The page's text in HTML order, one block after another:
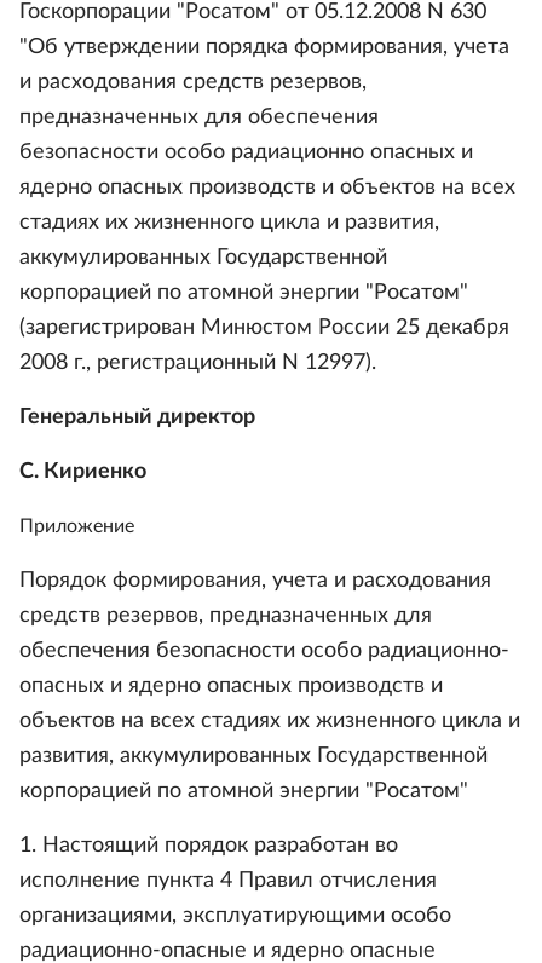
Госкорпорации "Росатом" от 05.12.2008 N 630
"Об утверждении порядка формирования, учета
и расходования средств резервов,
предназначенных для обеспечения
безопасности особо радиационно опасных и
ядерно опасных производств и объектов на всех
стадиях их жизненного цикла и развития,
аккумулированных Государственной
корпорацией по атомной энергии "Росатом"
(зарегистрирован Минюстом России 25 декабря
2008 г., регистрационный N 12997).
Генеральный директор
С. Кириенко
Приложение
Порядок формирования, учета и расходования
средств резервов, предназначенных для
обеспечения безопасности особо радиационно-
опасных и ядерно опасных производств и
объектов на всех стадиях их жизненного цикла и
развития, аккумулированных Государственной
корпорацией по атомной энергии "Росатом"
1. Настоящий порядок разработан во
исполнение пункта 4 Правил отчисления
организациями, эксплуатирующими особо
радиационно-опасные и ядерно опасные